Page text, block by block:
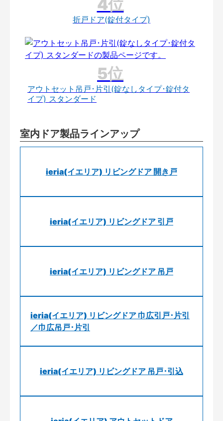
折戸ドア(錠付タイプ)
アウトセット吊戸･片引(錠なしタイプ･錠付タ
イプ) スタンダード
室内ドア製品ラインアップ
ieria(イエリア) リビングドア 開き戸
ieria(イエリア) リビングドア 引戸
ieria(イエリア) リビングドア 吊戸
ieria(イエリア) リビングドア 巾広引戸･片引
／巾広吊戸･片引
ieria(イエリア) リビングドア 吊戸･引込